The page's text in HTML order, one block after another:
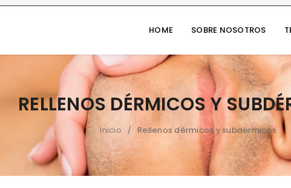
HOME SOBRE NOSOTROS
RELLENOS DÉRMICOS Y
Inicio / Rellenos dérmicos y subdérmicos